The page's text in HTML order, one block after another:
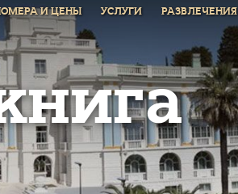
И ЦЕНЫ УСЛУГИ РАЗВЛЕЧЕНИЯ